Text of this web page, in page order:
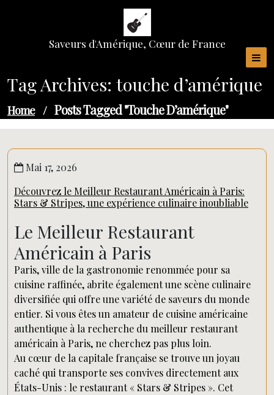
Saveurs d'Amérique, Cœur de France
Tag Archives: touche d’amérique
Home / Posts Tagged "touche D’amérique"
Mai 17, 2026
Découvrez le Meilleur Restaurant Américain à Paris:
Stars & Stripes, une expérience culinaire inoubliable
Le Meilleur Restaurant
Américain à Paris
Paris, ville de la gastronomie renommée pour sa
cuisine raffinée, abrite également une scène culinaire
diversifiée qui offre une variété de saveurs du monde
entier. Si vous êtes un amateur de cuisine américaine
authentique à la recherche du meilleur restaurant
américain à Paris, ne cherchez pas plus loin.
Au cœur de la capitale française se trouve un joyau
caché qui transporte ses convives directement aux
États-Unis : le restaurant « Stars & Stripes ». Cet